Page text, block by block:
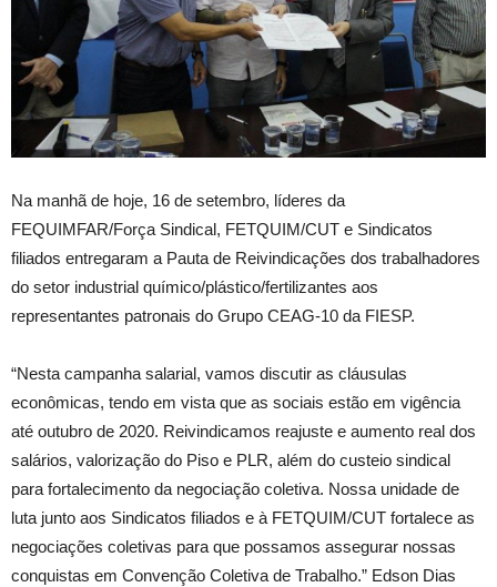
Na manhã de hoje, 16 de setembro, líderes da
FEQUIMFAR/Força Sindical, FETQUIM/CUT e Sindicatos
filiados entregaram a Pauta de Reivindicações dos trabalhadores
do setor industrial químico/plástico/fertilizantes aos
representantes patronais do Grupo CEAG-10 da FIESP.
“Nesta campanha salarial, vamos discutir as cláusulas
econômicas, tendo em vista que as sociais estão em vigência
até outubro de 2020. Reivindicamos reajuste e aumento real dos
salários, valorização do Piso e PLR, além do custeio sindical
para fortalecimento da negociação coletiva. Nossa unidade de
luta junto aos Sindicatos filiados e à FETQUIM/CUT fortalece as
negociações coletivas para que possamos assegurar nossas
conquistas em Convenção Coletiva de Trabalho.” Edson Dias